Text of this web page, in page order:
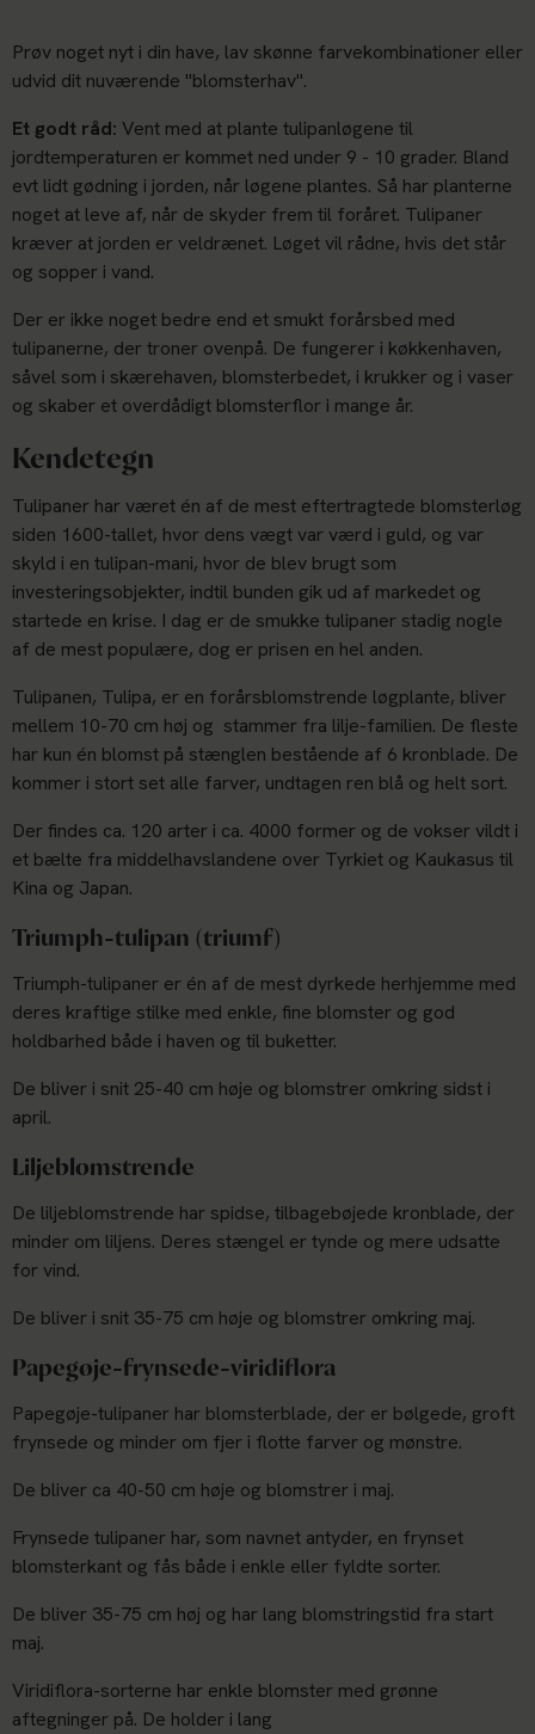
Prøv noget nyt i din have, lav skønne farvekombinationer eller
udvid dit nuværende "blomsterhav".
Et godt råd: Vent med at plante tulipanløgene til
jordtemperaturen er kommet ned under 9 - 10 grader. Bland
evt lidt gødning i jorden, når løgene plantes. Så har planterne
noget at leve af, når de skyder frem til foråret. Tulipaner
kræver at jorden er veldrænet. Løget vil rådne, hvis det står
og sopper i vand.
Der er ikke noget bedre end et smukt forårsbed med
tulipanerne, der troner ovenpå. De fungerer i køkkenhaven,
såvel som i skærehaven, blomsterbedet, i krukker og i vaser
og skaber et overdådigt blomsterflor i mange år.
Kendetegn
Tulipaner har været én af de mest eftertragtede blomsterløg
siden 1600-tallet, hvor dens vægt var værd i guld, og var
skyld i en tulipan-mani, hvor de blev brugt som
investeringsobjekter, indtil bunden gik ud af markedet og
startede en krise. I dag er de smukke tulipaner stadig nogle
af de mest populære, dog er prisen en hel anden.
Tulipanen, Tulipa, er en forårsblomstrende løgplante, bliver
mellem 10-70 cm høj og stammer fra lilje-familien. De fleste
har kun én blomst på stænglen bestående af 6 kronblade. De
kommer i stort set alle farver, undtagen ren blå og helt sort.
Der findes ca. 120 arter i ca. 4000 former og de vokser vildt i
et bælte fra middelhavslandene over Tyrkiet og Kaukasus til
Kina og Japan.
Triumph-tulipan (triumf)
Triumph-tulipaner er én af de mest dyrkede herhjemme med
deres kraftige stilke med enkle, fine blomster og god
holdbarhed både i haven og til buketter.
De bliver i snit 25-40 cm høje og blomstrer omkring sidst i
april.
Liljeblomstrende
De liljeblomstrende har spidse, tilbagebøjede kronblade, der
minder om liljens. Deres stængel er tynde og mere udsatte
for vind.
De bliver i snit 35-75 cm høje og blomstrer omkring maj.
Papegøje-frynsede-viridiflora
Papegøje-tulipaner har blomsterblade, der er bølgede, groft
frynsede og minder om fjer i flotte farver og mønstre.
De bliver ca 40-50 cm høje og blomstrer i maj.
Frynsede tulipaner har, som navnet antyder, en frynset
blomsterkant og fås både i enkle eller fyldte sorter.
De bliver 35-75 cm høj og har lang blomstringstid fra start
maj.
Viridiflora-sorterne har enkle blomster med grønne
aftegninger på. De holder i lang